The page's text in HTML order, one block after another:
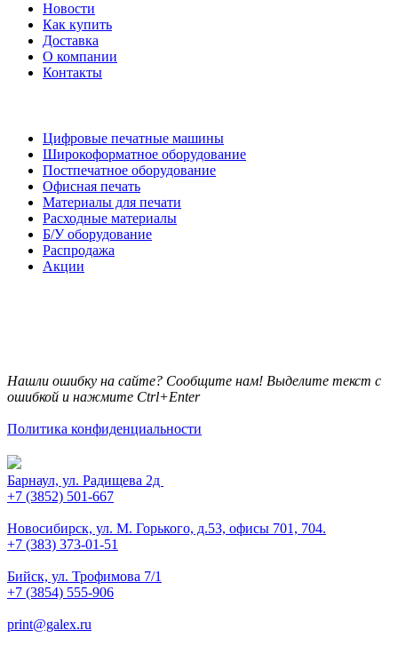
Новости
Как купить
Доставка
О компании
Контакты
Цифровые печатные машины
Широкоформатное оборудование
Постпечатное оборудование
Офисная печать
Материалы для печати
Расходные материалы
Б/У оборудование
Распродажа
Акции
Нашли ошибку на сайте? Сообщите нам! Выделите текст с
ошибкой и нажмите Ctrl+Enter
Политика конфиденциальности
Барнаул, ул. Радищева 2д
+7 (3852) 501-667
Новосибирск, ул. М. Горького, д.53, офисы 701, 704.
+7 (383) 373-01-51
Бийск, ул. Трофимова 7/1
+7 (3854) 555-906
print@galex.ru